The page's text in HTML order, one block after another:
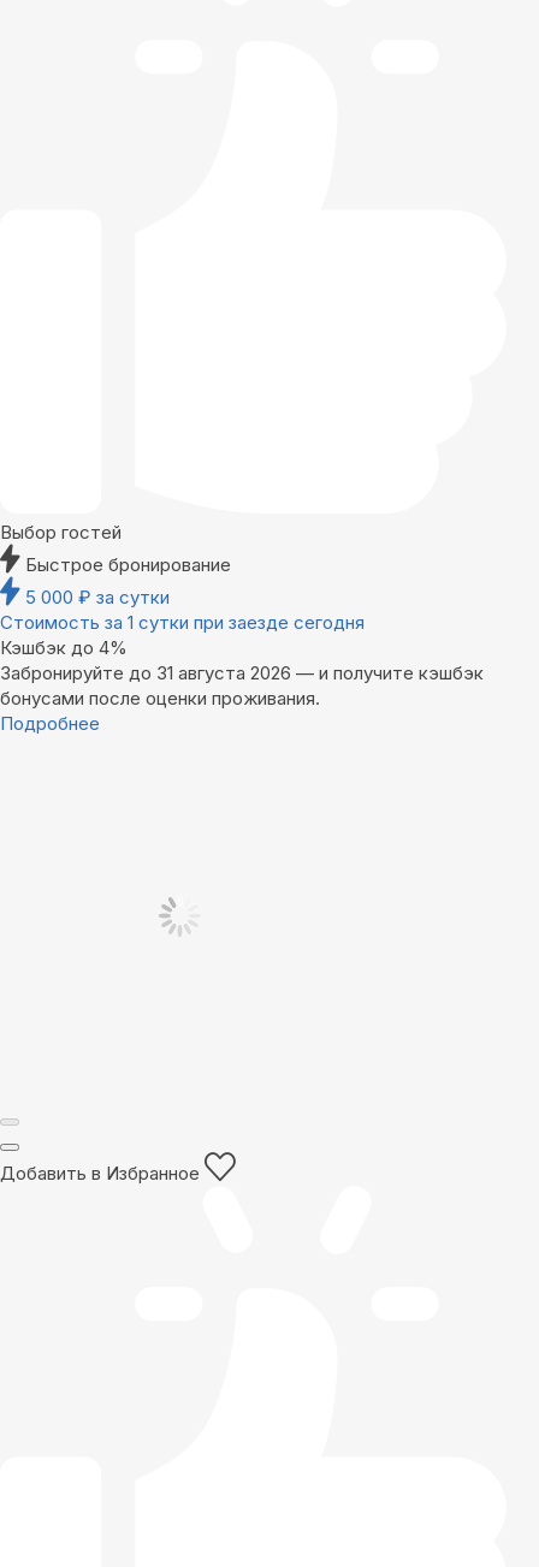
Выбор гостей
Быстрое бронирование
5 000 ₽ за сутки
Стоимость за 1 сутки при заезде сегодня
Кэшбэк до 4%
Забронируйте до 31 августа 2026 — и получите кэшбэк
бонусами после оценки проживания.
Подробнее
Добавить в Избранное